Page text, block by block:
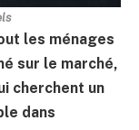
les ménages
sur le marché,
cherchent un
dans